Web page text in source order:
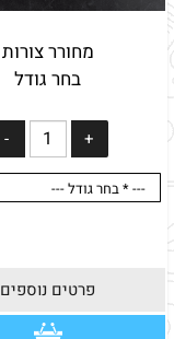
מחורר צורות
בחר גודל
פרטים נוספים